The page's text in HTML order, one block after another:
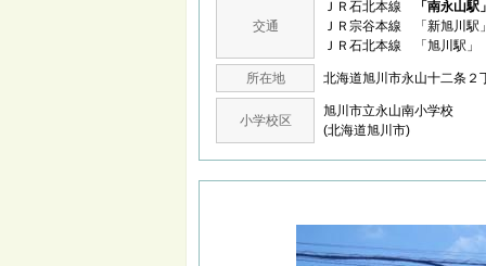
交通
ＪＲ石北本線
「南永山駅
ＪＲ宗谷本線 「新旭川
ＪＲ石北本線 「旭川駅
所在地 北海道旭川市永山十二条
小学校区
旭川市立永山南小学校
(北海道旭川市)